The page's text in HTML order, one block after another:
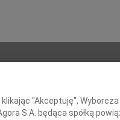
Imię i
"Akceptuję",
S.A. będąca spółką